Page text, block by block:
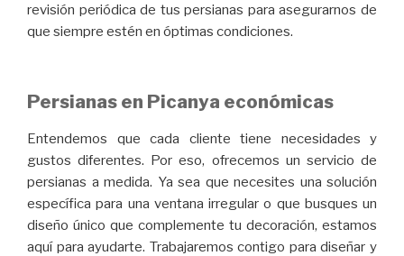
revisión periódica de tus persianas para asegurarnos de
que siempre estén en óptimas condiciones.
Persianas en Picanya económicas
Entendemos que cada cliente tiene necesidades y
gustos diferentes. Por eso, ofrecemos un servicio de
persianas a medida. Ya sea que necesites una solución
específica para una ventana irregular o que busques un
diseño único que complemente tu decoración, estamos
aquí para ayudarte. Trabajaremos contigo para diseñar y